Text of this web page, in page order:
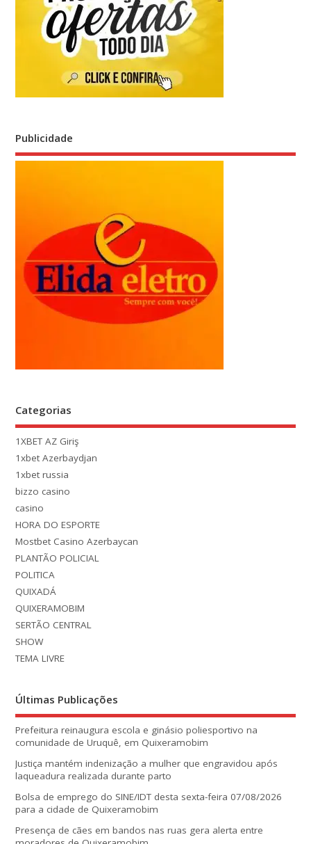
Publicidade
Categorias
1XBET AZ Giriş
1xbet Azerbaydjan
1xbet russia
bizzo casino
casino
HORA DO ESPORTE
Mostbet Casino Azerbaycan
PLANTÃO POLICIAL
POLITICA
QUIXADÁ
QUIXERAMOBIM
SERTÃO CENTRAL
SHOW
TEMA LIVRE
Últimas Publicações
Prefeitura reinaugura escola e ginásio poliesportivo na
comunidade de Uruquê, em Quixeramobim
Justiça mantém indenização a mulher que engravidou após
laqueadura realizada durante parto
Bolsa de emprego do SINE/IDT desta sexta-feira 07/08/2026
para a cidade de Quixeramobim
Presença de cães em bandos nas ruas gera alerta entre